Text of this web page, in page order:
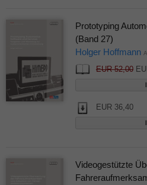
Prototyping
(Band 27)
Holger Hoffmann
EUR 52,00
EUR 36,40
Videogestützte